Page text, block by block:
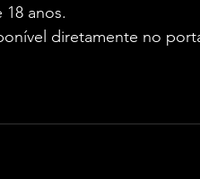
18 anos.
diretamente no